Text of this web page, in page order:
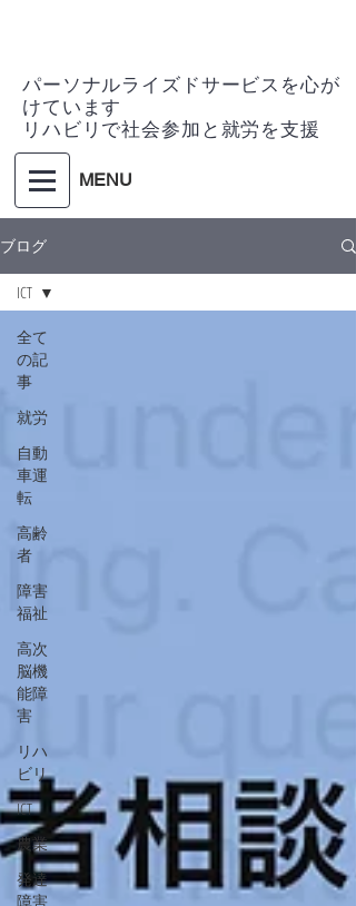
パーソナルライズドサービスを心が
けています
リハビリで社会参加と就労を支援
MENU
ブログ
全て
の記
事
就労
自動
車運
転
高齢
者
障害
福祉
高次
脳機
能障
害
リハ
ビリ
ICT
農業
発達
障害
ICT